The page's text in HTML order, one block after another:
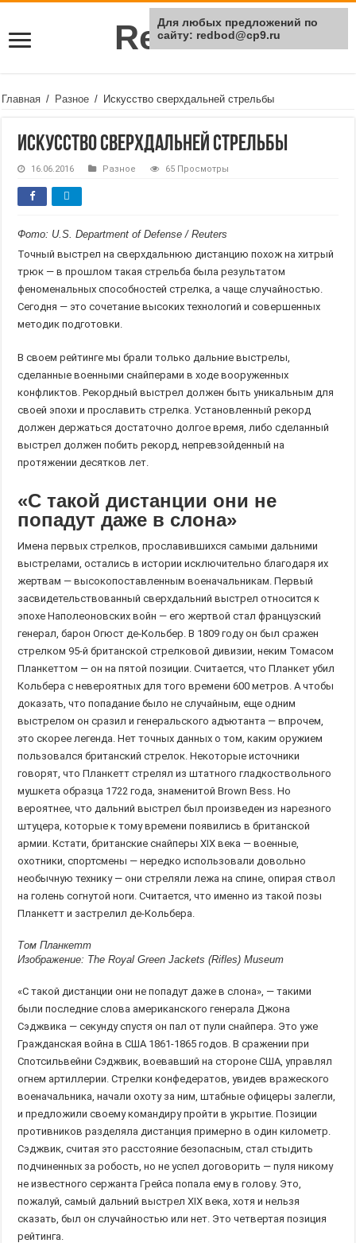
Rei Red
Главная / Разное / Искусство сверхдальней стрельбы
Искусство сверхдальней стрельбы
16.06.2016 Разное 65 Просмотры
Фото: U.S. Department of Defense / Reuters
Точный выстрел на сверхдальнюю дистанцию похож на хитрый
трюк — в прошлом такая стрельба была результатом
феноменальных способностей стрелка, а чаще случайностью.
Сегодня — это сочетание высоких технологий и совершенных
методик подготовки.
В своем рейтинге мы брали только дальние выстрелы,
сделанные военными снайперами в ходе вооруженных
конфликтов. Рекордный выстрел должен быть уникальным для
своей эпохи и прославить стрелка. Установленный рекорд
должен держаться достаточно долгое время, либо сделанный
выстрел должен побить рекорд, непревзойденный на
протяжении десятков лет.
«С такой дистанции они не
попадут даже в слона»
Имена первых стрелков, прославившихся самыми дальними
выстрелами, остались в истории исключительно благодаря их
жертвам — высокопоставленным военачальникам. Первый
засвидетельствованный сверхдальний выстрел относится к
эпохе Наполеоновских войн — его жертвой стал французский
генерал, барон Огюст де-Кольбер. В 1809 году он был сражен
стрелком 95-й британской стрелковой дивизии, неким Томасом
Планкеттом — он на пятой позиции. Считается, что Планкет убил
Кольбера с невероятных для того времени 600 метров. А чтобы
доказать, что попадание было не случайным, еще одним
выстрелом он сразил и генеральского адъютанта — впрочем,
это скорее легенда. Нет точных данных о том, каким оружием
пользовался британский стрелок. Некоторые источники
говорят, что Планкетт стрелял из штатного гладкоствольного
мушкета образца 1722 года, знаменитой Brown Bess. Но
вероятнее, что дальний выстрел был произведен из нарезного
штуцера, которые к тому времени появились в британской
армии. Кстати, британские снайперы XIX века — военные,
охотники, спортсмены — нередко использовали довольно
необычную технику — они стреляли лежа на спине, опирая ствол
на голень согнутой ноги. Считается, что именно из такой позы
Планкетт и застрелил де-Кольбера.
Том Планкетт
Изображение: The Royal Green Jackets (Rifles) Museum
«С такой дистанции они не попадут даже в слона», — такими
были последние слова американского генерала Джона
Сэджвика — секунду спустя он пал от пули снайпера. Это уже
Гражданская война в США 1861-1865 годов. В сражении при
Спотсильвейни Сэджвик, воевавший на стороне США, управлял
огнем артиллерии. Стрелки конфедератов, увидев вражеского
военачальника, начали охоту за ним, штабные офицеры залегли,
и предложили своему командиру пройти в укрытие. Позиции
противников разделяла дистанция примерно в один километр.
Сэджвик, считая это расстояние безопасным, стал стыдить
подчиненных за робость, но не успел договорить — пуля никому
не известного сержанта Грейса попала ему в голову. Это,
пожалуй, самый дальний выстрел XIX века, хотя и нельзя
сказать, был он случайностью или нет. Это четвертая позиция
рейтинга.
Для любых предложений по
сайту: redbod@cp9.ru